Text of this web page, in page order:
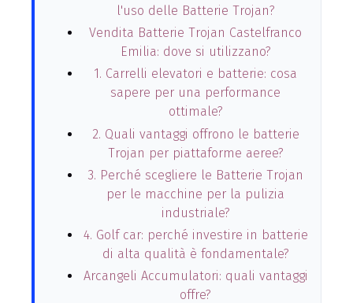
l'uso delle Batterie Trojan?
Vendita Batterie Trojan Castelfranco
Emilia: dove si utilizzano?
1. Carrelli elevatori e batterie: cosa
sapere per una performance
ottimale?
2. Quali vantaggi offrono le batterie
Trojan per piattaforme aeree?
3. Perché scegliere le Batterie Trojan
per le macchine per la pulizia
industriale?
4. Golf car: perché investire in batterie
di alta qualità è fondamentale?
Arcangeli Accumulatori: quali vantaggi
offre?